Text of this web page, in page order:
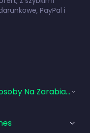
PayPal i
Na Zarabianie